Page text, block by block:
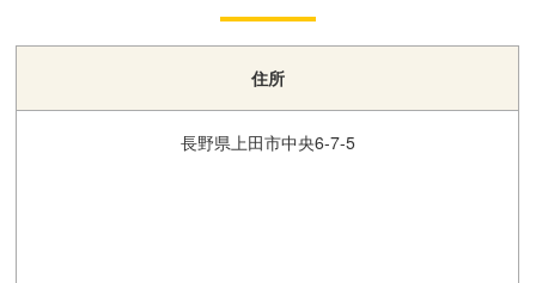
住所
長野県上田市中央6-7-5